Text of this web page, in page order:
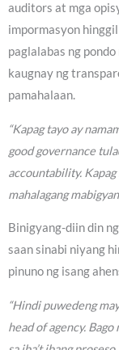
auditors at mga
impormasyon
paglalabas ng
kaugnay ng
pamahalaan.
“Kapag tayo ay
good governance
accountability. Kapag
mahalagang
Binigyang-diin din
saan sinabi niyang
pinuno ng isang
“Hindi puwedeng
head of agency.